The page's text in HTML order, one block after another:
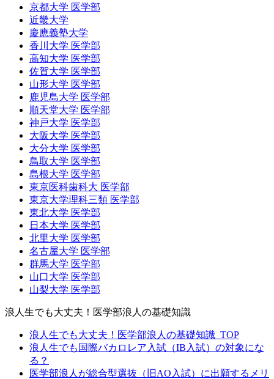
京都大学 医学部
近畿大学
慶應義塾大学
香川大学 医学部
高知大学 医学部
佐賀大学 医学部
山形大学 医学部
鹿児島大学 医学部
順天堂大学 医学部
神戸大学 医学部
大阪大学 医学部
大分大学 医学部
鳥取大学 医学部
島根大学 医学部
東京医科歯科大 医学部
東京大学理科三類 医学部
東北大学 医学部
日本大学 医学部
北里大学 医学部
名古屋大学 医学部
群馬大学 医学部
山口大学 医学部
山梨大学 医学部
浪人生でも大丈夫！医学部浪人の基礎知識
浪人生でも大丈夫！医学部浪人の基礎知識_TOP
浪人生でも国際バカロレア入試（IB入試）の対象にな
る？
医学部浪人が総合型選抜（旧AO入試）に出願するメリ